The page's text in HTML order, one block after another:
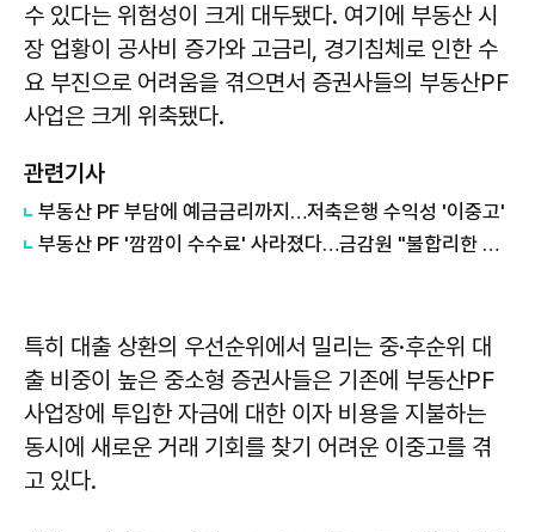
수 있다는 위험성이 크게 대두됐다. 여기에 부동산 시
장 업황이 공사비 증가와 고금리, 경기침체로 인한 수
요 부진으로 어려움을 겪으면서 증권사들의 부동산PF
사업은 크게 위축됐다.
관련기사
부동산 PF 부담에 예금금리까지…저축은행 수익성 '이중고'
부동산 PF '깜깜이 수수료' 사라졌다…금감원 "불합리한 관행 개선"
특히 대출 상환의 우선순위에서 밀리는 중·후순위 대
출 비중이 높은 중소형 증권사들은 기존에 부동산PF
사업장에 투입한 자금에 대한 이자 비용을 지불하는
동시에 새로운 거래 기회를 찾기 어려운 이중고를 겪
고 있다.